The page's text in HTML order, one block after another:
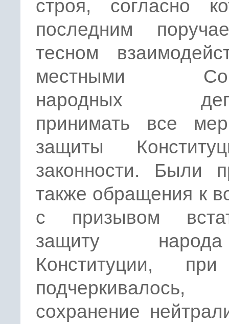
строя, согласно
последним
тесном
местными
народных
принимать все
защиты
законности. Были
также обращения к
с призывом
защиту
Конституции,
сохранение